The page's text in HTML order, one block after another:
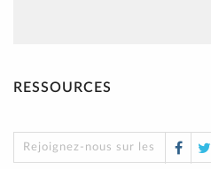
RESSOURCES
Rejoignez-nous sur les réseaux